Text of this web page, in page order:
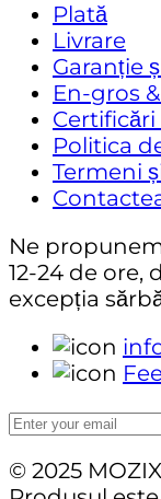
Plată
Livrare
Garanție
En-gros
Politica
Termeni
Ne
12-24 de ore,
excepția
© 2025